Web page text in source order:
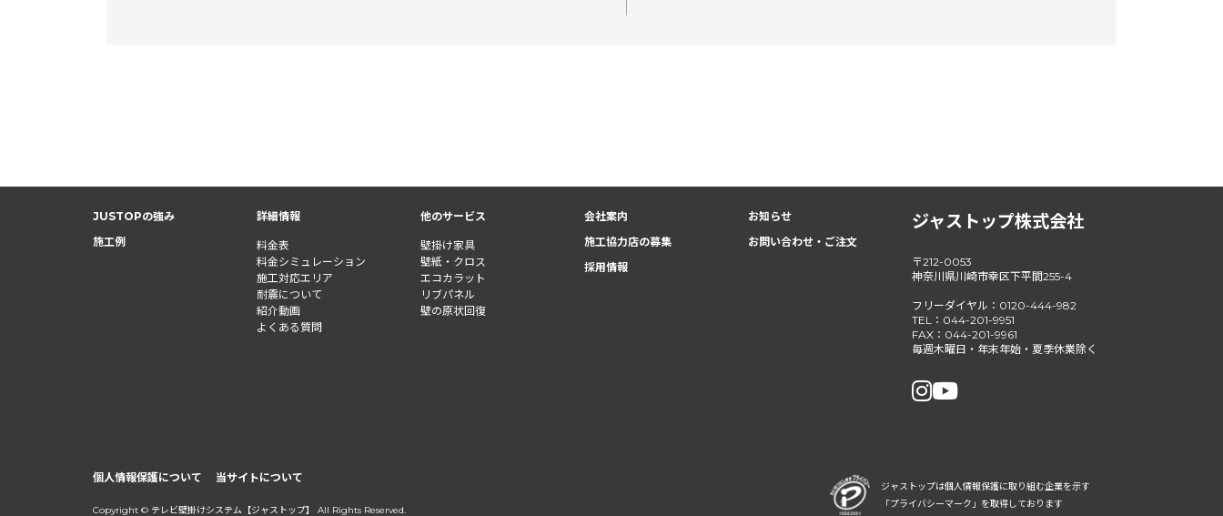
JUSTOPの強み
施工例
詳細情報
料金表
料金シミュレーション
施工対応エリア
耐震について
紹介動画
よくある質問
他のサービス
壁掛け家具
壁紙・クロス
エコカラット
リブパネル
壁の原状回復
会社案内
施工協力店の募集
採用情報
お知らせ
お問い合わせ・ご注文
ジャストップ株式会社
〒212-0053
神奈川県川崎市幸区下平間255-4
フリーダイヤル：0120-444-982
TEL：044-201-9951
FAX：044-201-9961
毎週木曜日・年末年始・夏季休業除く
個人情報保護について 当サイトについて
Copyright © テレビ壁掛けシステム【ジャストップ】 All Rights Reserved.
ジャストップは個人情報保護に取り組む企業を示す
「プライバシーマーク」を取得しております